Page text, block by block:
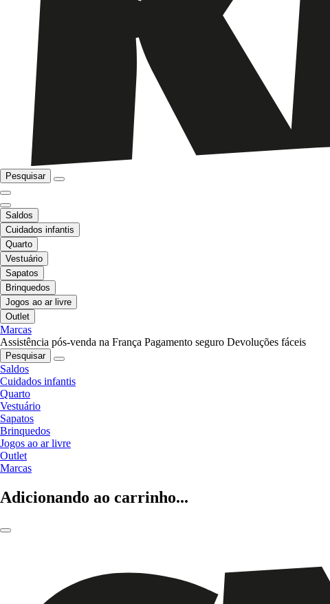
Pesquisar
Saldos
Cuidados infantis
Quarto
Vestuário
Sapatos
Brinquedos
Jogos ao ar livre
Outlet
Marcas
Assistência pós-venda na França Pagamento seguro Devoluções fáceis
Pesquisar
Saldos
Cuidados infantis
Quarto
Vestuário
Sapatos
Brinquedos
Jogos ao ar livre
Outlet
Marcas
Adicionando ao carrinho...